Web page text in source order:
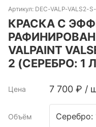
Артикул: DEC-VALP-VALS2-
КРАСКА С
VALPAINT
2 (СЕРЕБРО: 1
Цена 7 700 ₽ /
Объём Серебро: